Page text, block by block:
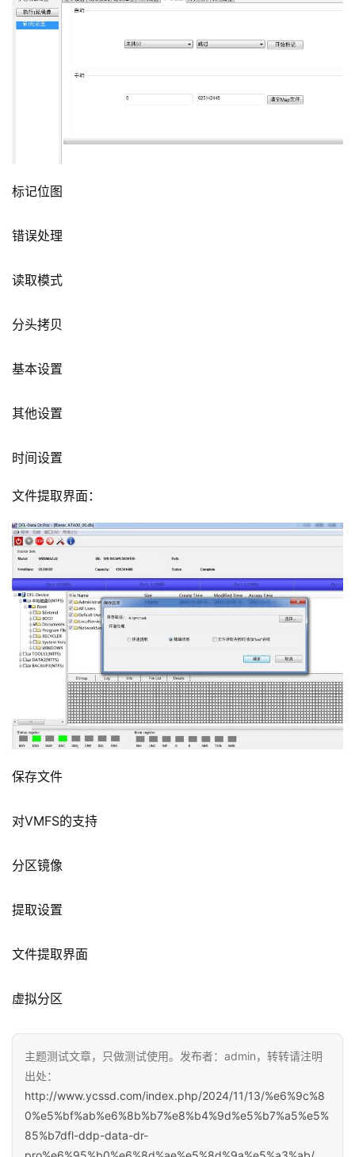
标记位图
错误处理
读取模式
分头拷贝
基本设置
其他设置
时间设置
文件提取界面：
保存文件
对VMFS的支持
分区镜像
提取设置
文件提取界面
虚拟分区
主题测试文章，只做测试使用。发布者：admin，转转请注明
出处：
http://www.ycssd.com/index.php/2024/11/13/%e6%9c%8
0%e5%bf%ab%e6%8b%b7%e8%b4%9d%e5%b7%a5%e5%
85%b7dfl-ddp-data-dr-